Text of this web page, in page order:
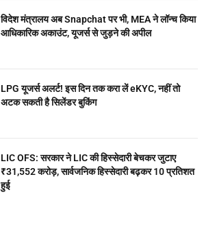
विदेश मंत्रालय अब Snapchat पर भी, MEA ने लॉन्च किया
आधिकारिक अकाउंट, यूजर्स से जुड़ने की अपील
LPG यूजर्स अलर्ट! इस दिन तक करा लें eKYC, नहीं तो
अटक सकती है सिलेंडर बुकिंग
LIC OFS: सरकार ने LIC की हिस्सेदारी बेचकर जुटाए
₹31,552 करोड़, सार्वजनिक हिस्सेदारी बढ़कर 10 प्रतिशत
हुई